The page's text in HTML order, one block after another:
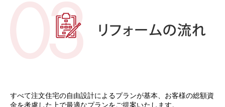
すべて注文住宅の自由設計によるプランが基本、お客様の総額資
金を考慮した上で最適なプランをご提案いたします。